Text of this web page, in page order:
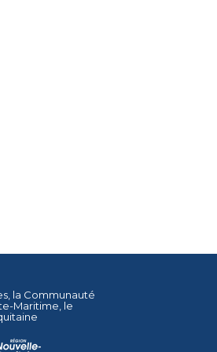
, la Communauté
Maritime , le